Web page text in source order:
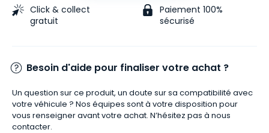
Click & collect
gratuit
Paiement 100%
sécurisé
Besoin d'aide pour finaliser votre achat ?
Un question sur ce produit, un doute sur sa compatibilité avec
votre véhicule ? Nos équipes sont à votre disposition pour
vous renseigner avant votre achat. N’hésitez pas à nous
contacter.